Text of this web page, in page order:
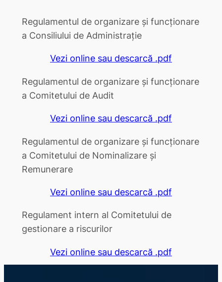
Regulamentul de organizare și funcționare
a Consiliului de Administrație
Vezi online sau descarcă .pdf
Regulamentul de organizare și funcționare
a Comitetului de Audit
Vezi online sau descarcă .pdf
Regulamentul de organizare și funcționare
a Comitetului de Nominalizare și
Remunerare
Vezi online sau descarcă .pdf
Regulament intern al Comitetului de
gestionare a riscurilor
Vezi online sau descarcă .pdf